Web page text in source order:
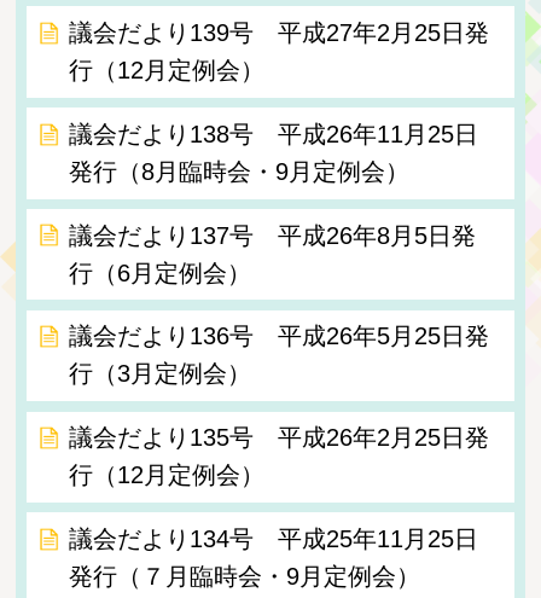
議会だより139号 平成27年2月25日発
行（12月定例会）
議会だより138号 平成26年11月25日
発行（8月臨時会・9月定例会）
議会だより137号 平成26年8月5日発
行（6月定例会）
議会だより136号 平成26年5月25日発
行（3月定例会）
議会だより135号 平成26年2月25日発
行（12月定例会）
議会だより134号 平成25年11月25日
発行（７月臨時会・9月定例会）